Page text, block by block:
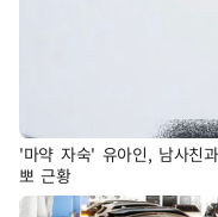
'마약 자숙' 유아인, 남사친
뽀 근황